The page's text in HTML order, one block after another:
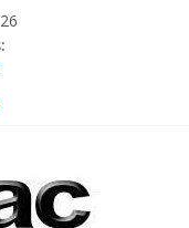
los Mossos d
en COOLTURA FM.
MEJORAR LA
DE BARCELONA.